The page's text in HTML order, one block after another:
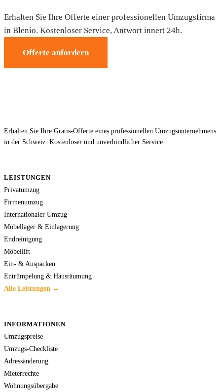
Erhalten Sie Ihre Offerte einer professionellen Umzugsfirma
in Blenio. Kostenloser Service, Antwort innert 24h.
Offerte anfordern
Erhalten Sie Ihre Gratis-Offerte eines professionellen Umzugsunternehmens
in der Schweiz. Kostenloser und unverbindlicher Service.
LEISTUNGEN
Privatumzug
Firmenumzug
Internationaler Umzug
Möbellager & Einlagerung
Endreinigung
Möbellift
Ein- & Auspacken
Entrümpelung & Hausräumung
Alle Leistungen →
INFORMATIONEN
Umzugspreise
Umzugs-Checkliste
Adressänderung
Mieterrechte
Wohnungsübergabe